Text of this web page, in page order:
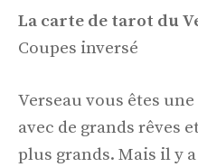
La carte de tarot du
Coupes inversé
Verseau vous êtes
avec de grands rêves
plus grands. Mais il y